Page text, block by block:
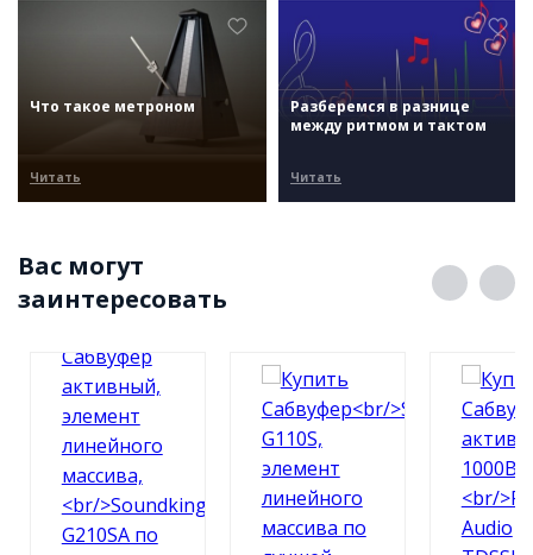
Что такое метроном
Читать
Разберемся в разнице
между ритмом и тактом
Читать
Вас могут
заинтересовать